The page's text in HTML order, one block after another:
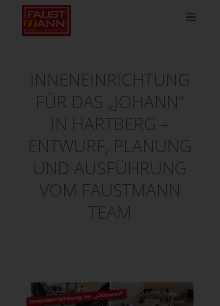
INNENEINRICHTUNG
FÜR DAS „JOHANN“
IN HARTBERG –
ENTWURF, PLANUNG
UND AUSFÜHRUNG
VOM FAUSTMANN
TEAM